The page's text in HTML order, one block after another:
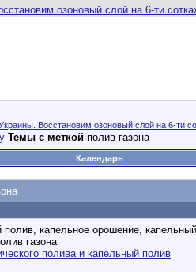
Восстановим озоновый слой на 6-ти
Темы с меткой полив газона
Календарь
полива и капельный полив